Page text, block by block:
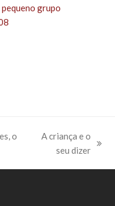
grupo
o
A criança e o
seu dizer